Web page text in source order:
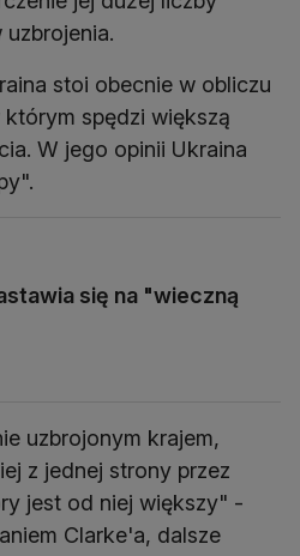
stoi obecnie w obliczu
spędzi większą
W jego opinii Ukraina
się na "wieczną
uzbrojonym krajem,
z jednej strony przez
jest od niej większy" -
Clarke'a, dalsze